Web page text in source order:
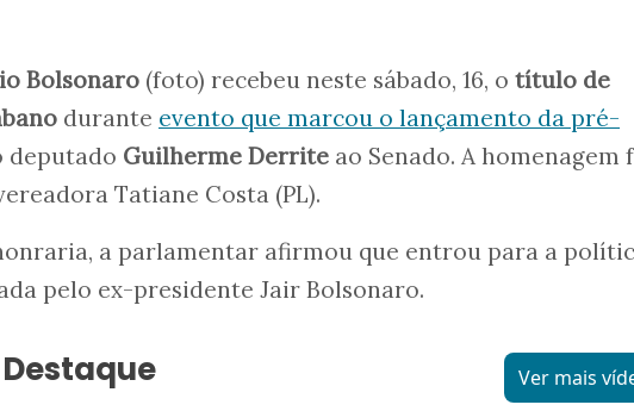
Bolsonaro (foto) recebeu neste sábado, 16, o título de
durante evento que marcou o lançamento da pré-
deputado Guilherme Derrite ao Senado. A homenagem
Tatiane Costa (PL).
a parlamentar afirmou que entrou para a
pelo ex-presidente Jair Bolsonaro.
Ver mais